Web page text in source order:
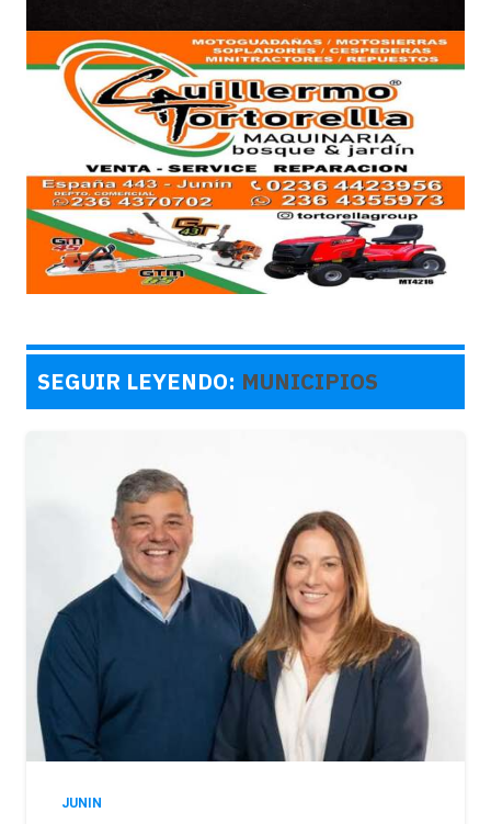
SEGUIR LEYENDO: MUNICIPIOS
JUNIN